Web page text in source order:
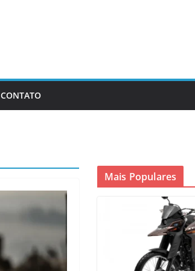
CONTATO
Mais Populares